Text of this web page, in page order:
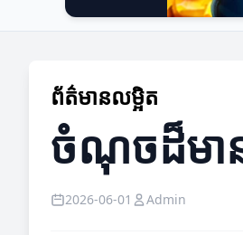
ព័ត៌មានលម្អិត
ចំណុចដ៏មាន
2026-06-01 Admin